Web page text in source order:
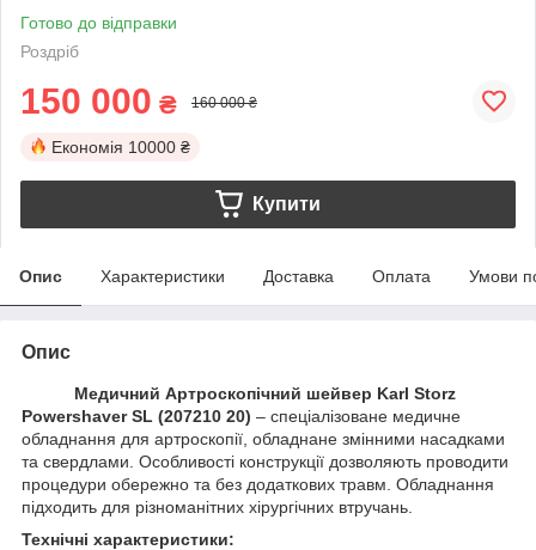
Готово до відправки
Роздріб
150 000 ₴ 160 000 ₴
Економія 10000 ₴
Купити
Опис Характеристики Доставка Оплата Умови
Опис
Медичний Артроскопічний шейвер Karl Storz
Powershaver SL (207210 20) – спеціалізоване медичне
обладнання для артроскопії, обладнане змінними насадками
та свердлами. Особливості конструкції дозволяють проводити
процедури обережно та без додаткових травм. Обладнання
підходить для різноманітних хірургічних втручань.
Технічні характеристики: